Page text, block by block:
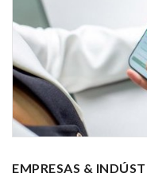
EMPRESAS &